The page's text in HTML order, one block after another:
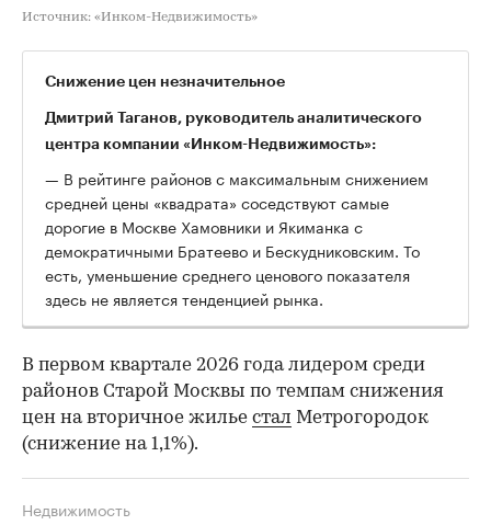
Источник: «Инком-Недвижимость»
Снижение цен незначительное
Дмитрий Таганов, руководитель аналитического
центра компании «Инком-Недвижимость»:
— В рейтинге районов с максимальным снижением
средней цены «квадрата» соседствуют самые
дорогие в Москве Хамовники и Якиманка с
демократичными Братеево и Бескудниковским. То
есть, уменьшение среднего ценового показателя
здесь не является тенденцией рынка.
В первом квартале 2026 года лидером среди
районов Старой Москвы по темпам снижения
цен на вторичное жилье стал Метрогородок
(снижение на 1,1%).
Недвижимость